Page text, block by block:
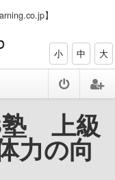
】
小 中 大
塾 上級
の向